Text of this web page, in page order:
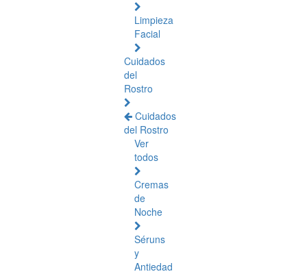
Limpieza
Facial
Cuidados
del
Rostro
Cuidados
del Rostro
Ver
todos
Cremas
de
Noche
Séruns
y
Antiedad